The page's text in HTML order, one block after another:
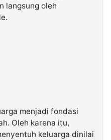
langsung oleh
menjadi fondasi
Oleh karena itu,
keluarga dinilai